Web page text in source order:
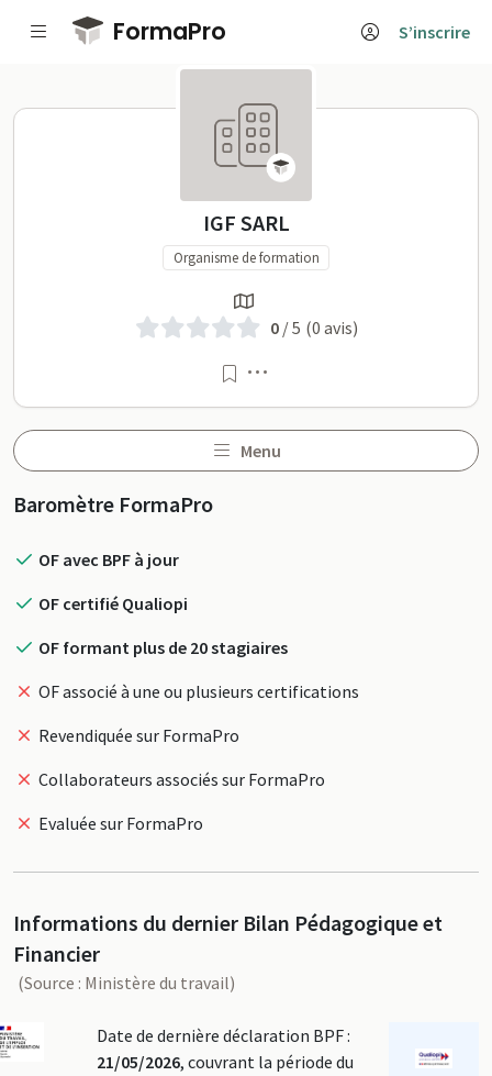
Passer au contenu principal
FormaPro S’inscrire
IGF SARL sur FormaPro
IGF SARL
Organisme de formation
0/ 5 (0 avis)
Menu
Profil
Baromètre FormaPro
OF avec BPF à jour
OF certifié Qualiopi
OF formant plus de 20 stagiaires
OF associé à une ou plusieurs certifications
Revendiquée sur FormaPro
Collaborateurs associés sur FormaPro
Evaluée sur FormaPro
Informations du dernier Bilan Pédagogique et
Financier
(Source : Ministère du travail)
Date de dernière déclaration BPF :
21/05/2026, couvrant la période du